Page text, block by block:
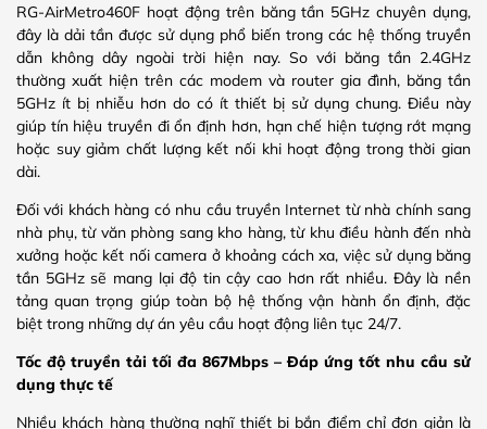
RG-AirMetro460F hoạt động trên băng tần 5GHz chuyên dụng,
đây là dải tần được sử dụng phổ biến trong các hệ thống truyền
dẫn không dây ngoài trời hiện nay. So với băng tần 2.4GHz
thường xuất hiện trên các modem và router gia đình, băng tần
5GHz ít bị nhiễu hơn do có ít thiết bị sử dụng chung. Điều này
giúp tín hiệu truyền đi ổn định hơn, hạn chế hiện tượng rớt mạng
hoặc suy giảm chất lượng kết nối khi hoạt động trong thời gian
dài.
Đối với khách hàng có nhu cầu truyền Internet từ nhà chính sang
nhà phụ, từ văn phòng sang kho hàng, từ khu điều hành đến nhà
xưởng hoặc kết nối camera ở khoảng cách xa, việc sử dụng băng
tần 5GHz sẽ mang lại độ tin cậy cao hơn rất nhiều. Đây là nền
tảng quan trọng giúp toàn bộ hệ thống vận hành ổn định, đặc
biệt trong những dự án yêu cầu hoạt động liên tục 24/7.
Tốc độ truyền tải tối đa 867Mbps – Đáp ứng tốt nhu cầu sử
dụng thực tế
Nhiều khách hàng thường nghĩ thiết bị bắn điểm chỉ đơn giản là